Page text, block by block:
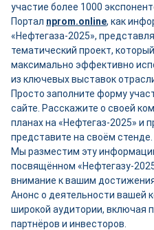
участие более 1000
Портал nprom.online, как
«Нефтегаза-2025»,
тематический проект,
максимально эффективно
из ключевых выставок
Просто заполните форму
сайте. Расскажите о своей
планах на «Нефтегаз-2025» и
представите на своём стенде.
Мы разместим эту
посвящённом «Нефтегазу-
внимание к вашим
Анонс о деятельности вашей
широкой аудитории, включая
партнёров и инвесторов.